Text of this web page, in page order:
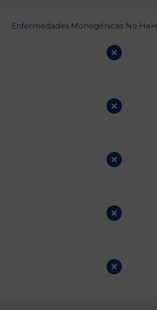
Enfermedades Monogénicas No